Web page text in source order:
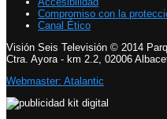
Compromiso con la
Canal Ético
Visión Seis Televisión © 2014
Ctra. Ayora - km 2.2, 02006
Webmaster: Atalantic